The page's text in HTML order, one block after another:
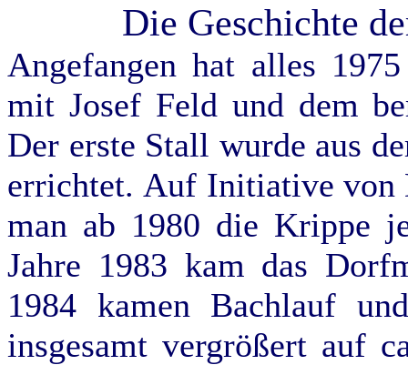
Die Geschichte
Angefangen hat alles
mit Josef Feld und dem
Der erste Stall wurde aus
errichtet. Auf Initiative von
man ab 1980 die Krippe
Jahre 1983 kam das
1984 kamen Bachlauf
insgesamt vergrößert auf